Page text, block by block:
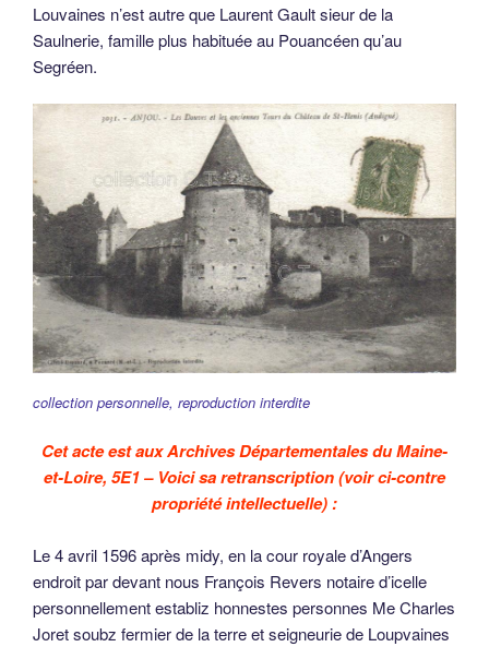
Louvaines n’est autre que Laurent Gault sieur de la
Saulnerie, famille plus habituée au Pouancéen qu’au
Segréen.
collection personnelle, reproduction interdite
Cet acte est aux Archives Départementales du Maine-
et-Loire, 5E1 – Voici sa retranscription (voir ci-contre
propriété intellectuelle) :
Le 4 avril 1596 après midy, en la cour royale d’Angers
endroit par devant nous François Revers notaire d’icelle
personnellement establiz honnestes personnes Me Charles
Joret soubz fermier de la terre et seigneurie de Loupvaines